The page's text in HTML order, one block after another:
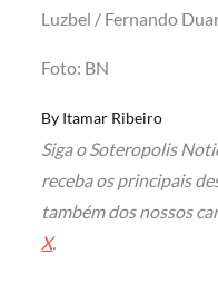
Luzbel / Fernando
Foto: BN
By Itamar Ribeiro
Siga o Soteropolis
receba os principais
também dos nossos
X.